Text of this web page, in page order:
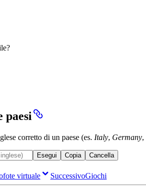
paesi
corretto di un paese (es. Italy, Germany,
Esegui Copia Cancella
virtuale SuccessivoGiochi